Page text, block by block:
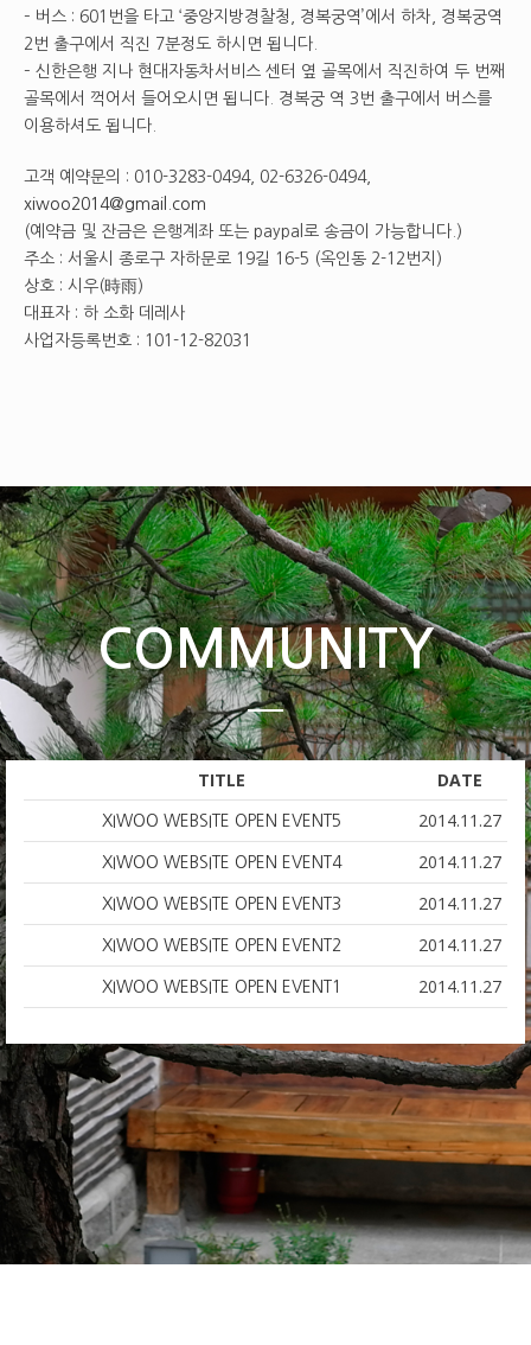
– 버스 : 601번을 타고 ‘중앙지방경찰청, 경복궁역’에서 하차, 경복궁역
2번 출구에서 직진 7분정도 하시면 됩니다.
– 신한은행 지나 현대자동차서비스 센터 옆 골목에서 직진하여 두 번째
골목에서 꺽어서 들어오시면 됩니다. 경복궁 역 3번 출구에서 버스를
이용하셔도 됩니다.
고객 예약문의 : 010-3283-0494, 02-6326-0494,
xiwoo2014@gmail.com
(예약금 및 잔금은 은행계좌 또는 paypal로 송금이 가능합니다.)
주소 : 서울시 종로구 자하문로 19길 16-5 (옥인동 2-12번지)
상호 : 시우(時雨)
대표자 : 하 소화 데레사
사업자등록번호 : 101-12-82031
COMMUNITY
TITLE DATE
XIWOO WEBSITE OPEN EVENT5 2014.11.27
XIWOO WEBSITE OPEN EVENT4 2014.11.27
XIWOO WEBSITE OPEN EVENT3 2014.11.27
XIWOO WEBSITE OPEN EVENT2 2014.11.27
XIWOO WEBSITE OPEN EVENT1 2014.11.27